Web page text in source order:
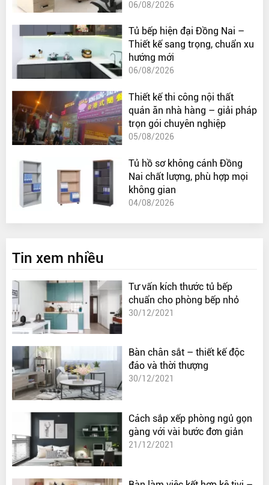
06/08/2026
Tủ bếp hiện đại Đồng Nai –
Thiết kế sang trọng, chuẩn xu
hướng mới
06/08/2026
Thiết kế thi công nội thất
quán ăn nhà hàng – giải pháp
trọn gói chuyên nghiệp
05/08/2026
Tủ hồ sơ không cánh Đồng
Nai chất lượng, phù hợp mọi
không gian
04/08/2026
Tin xem nhiều
Tư vấn kích thước tủ bếp
chuẩn cho phòng bếp nhỏ
30/12/2021
Bàn chân sắt – thiết kế độc
đáo và thời thượng
30/12/2021
Cách sắp xếp phòng ngủ gọn
gàng với vài bước đơn giản
21/12/2021